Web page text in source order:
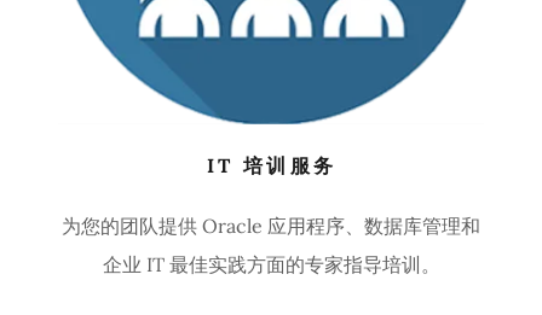
IT 培训服务
为您的团队提供 Oracle 应用程序、数据库管理和
企业 IT 最佳实践方面的专家指导培训。